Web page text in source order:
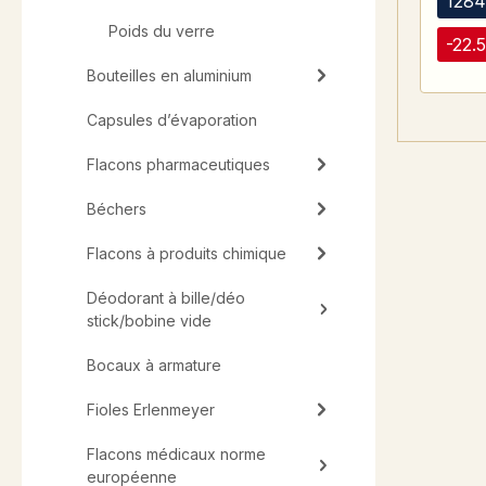
Poids du verre
Bouteilles en aluminium
Capsules d’évaporation
Flacons pharmaceutiques
Béchers
Flacons à produits chimique
Déodorant à bille/déo
stick/bobine vide
Bocaux à armature
Fioles Erlenmeyer
Flacons médicaux norme
européenne
-